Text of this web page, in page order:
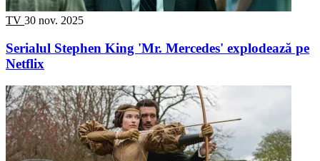
TV 30 nov. 2025
Serialul Stephen King 'Mr. Mercedes' explodează pe
Netflix